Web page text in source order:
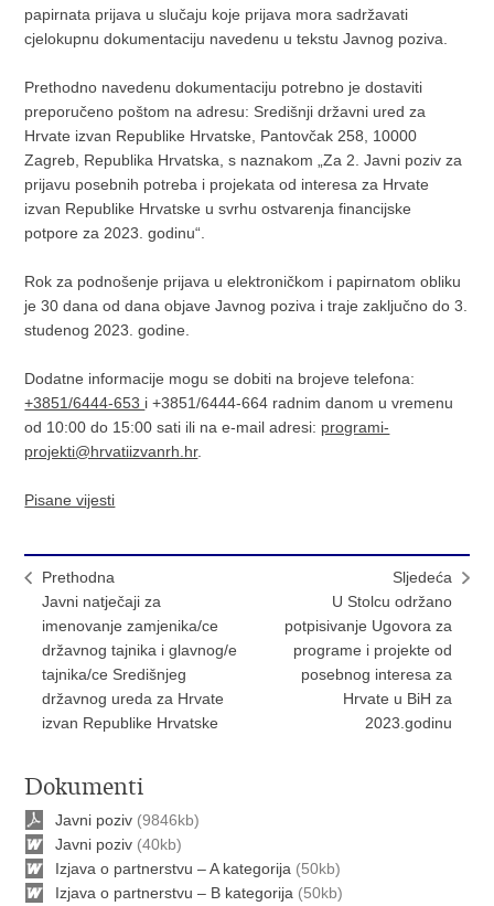
papirnata prijava u slučaju koje prijava mora sadržavati
cjelokupnu dokumentaciju navedenu u tekstu Javnog poziva.
Prethodno navedenu dokumentaciju potrebno je dostaviti
preporučeno poštom na adresu: Središnji državni ured za
Hrvate izvan Republike Hrvatske, Pantovčak 258, 10000
Zagreb, Republika Hrvatska, s naznakom „Za 2. Javni poziv za
prijavu posebnih potreba i projekata od interesa za Hrvate
izvan Republike Hrvatske u svrhu ostvarenja financijske
potpore za 2023. godinu“.
Rok za podnošenje prijava u elektroničkom i papirnatom obliku
je 30 dana od dana objave Javnog poziva i traje zaključno do 3.
studenog 2023. godine.
Dodatne informacije mogu se dobiti na brojeve telefona:
+3851/6444-653 i +3851/6444-664 radnim danom u vremenu
od 10:00 do 15:00 sati ili na e-mail adresi: programi-
projekti@hrvatiizvanrh.hr.
Pisane vijesti
Prethodna
Javni natječaji za
imenovanje zamjenika/ce
državnog tajnika i glavnog/e
tajnika/ce Središnjeg
državnog ureda za Hrvate
izvan Republike Hrvatske
Sljedeća
U Stolcu održano
potpisivanje Ugovora za
programe i projekte od
posebnog interesa za
Hrvate u BiH za
2023.godinu
Dokumenti
Javni poziv (9846kb)
Javni poziv (40kb)
Izjava o partnerstvu – A kategorija (50kb)
Izjava o partnerstvu – B kategorija (50kb)